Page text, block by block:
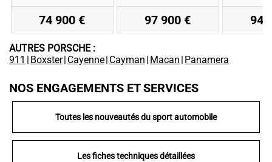
74 900 € 97 900 € 94
AUTRES PORSCHE :
911 | Boxster| Cayenne| Cayman | Macan | Panamera
NOS ENGAGEMENTS ET SERVICES
Toutes les nouveautés du sport automobile
Les fiches techniques détaillées